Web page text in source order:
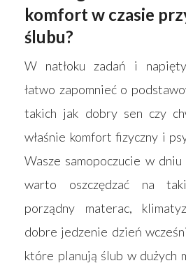
komfort w czasie
ślubu?
W natłoku zadań i
łatwo zapomnieć o
takich jak dobry sen czy
właśnie komfort fizyczny i
Wasze samopoczucie w
warto oszczędzać na
porządny materac,
dobre jedzenie dzień
które planują ślub w dużych